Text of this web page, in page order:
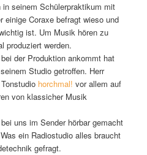
seinem Schülerpraktikum mit
Coraxe befragt wieso und
ist. Um Musik hören zu
produziert werden.
der Produktion ankommt hat
Studio getroffen. Herr
horchmal! vor allem auf
von klassicher Musik
uns im Sender hörbar gemacht
ein Radiostudio alles braucht
gefragt.